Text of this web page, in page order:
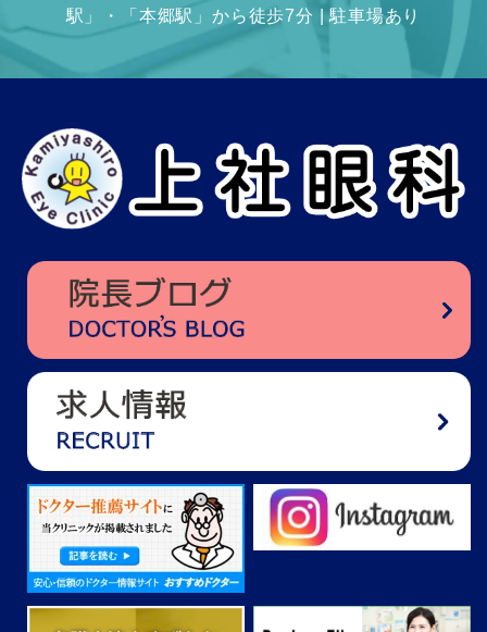
駅」・「本郷駅」から徒歩7分 | 駐車場あり